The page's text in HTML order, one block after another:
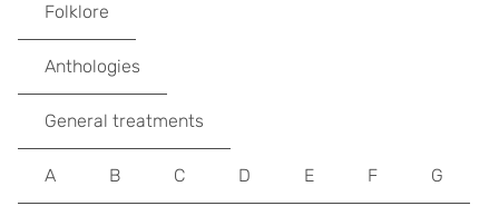
Folklore
Anthologies
General treatments
A B C D E F G